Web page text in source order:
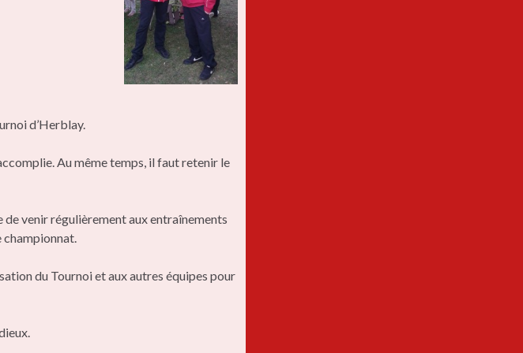
d’Herblay.
Au même temps, il faut retenir le
venir régulièrement aux entraînements
championnat.
du Tournoi et aux autres équipes pour